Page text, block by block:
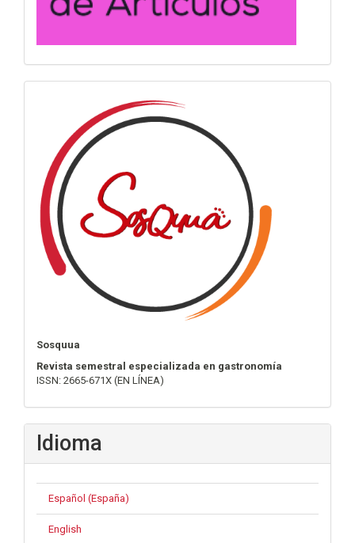
Sosquua
Revista semestral especializada en gastronomía
ISSN: 2665-671X (EN LÍNEA)
Idioma
Español (España)
English